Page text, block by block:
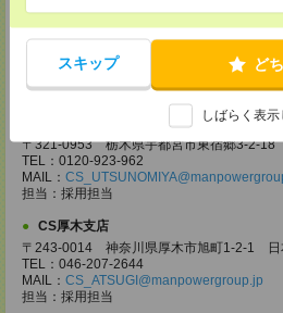
ン駅 / リゾートゲートウェ
ション駅 / …
スキップ ど
しばらく表
〒370-0831 群馬県高崎市あら町167 高
TEL：027-320-6558
MAIL： CS_TAKASAKI@manpowergroup.jp
担当：採用担当
〒321-0953 栃木県宇都宮市東宿郷3-2-
TEL：0120-923-962
MAIL：
担当：採用担当
CS厚木支店
〒243-0014 神奈川県厚木市旭町1-2-1 日
TEL：046-207-2644
MAIL： CS_ATSUGI@manpowergroup.jp
担当：採用担当